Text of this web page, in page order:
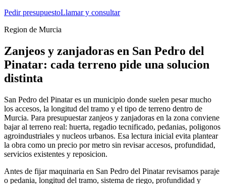
Pedir presupuestoLlamar y consultar
Region de Murcia
Zanjeos y zanjadoras en San Pedro del
Pinatar: cada terreno pide una solucion
distinta
San Pedro del Pinatar es un municipio donde suelen pesar mucho
los accesos, la longitud del tramo y el tipo de terreno dentro de
Murcia. Para presupuestar zanjeos y zanjadoras en la zona conviene
bajar al terreno real: huerta, regadio tecnificado, pedanias, poligonos
agroindustriales y nucleos urbanos. Esa lectura inicial evita plantear
la obra como un precio por metro sin revisar accesos, profundidad,
servicios existentes y reposicion.
Antes de fijar maquinaria en San Pedro del Pinatar revisamos paraje
o pedania, longitud del tramo, sistema de riego, profundidad y